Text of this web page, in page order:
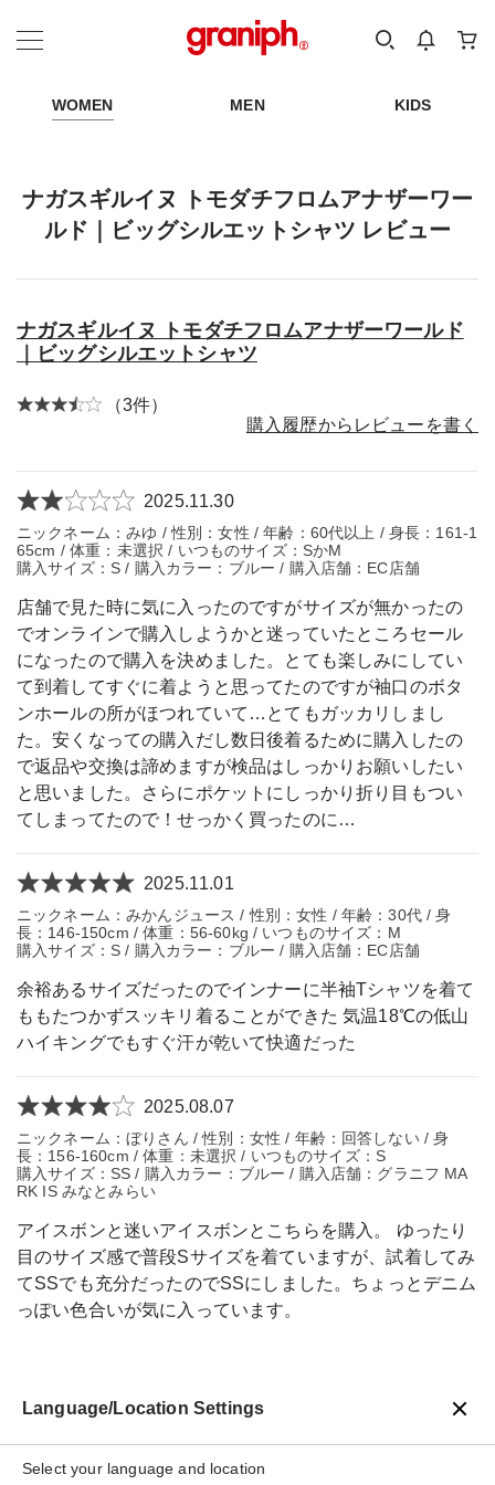
カテゴリーから探す
WOMEN MEN KIDS
ナガスギルイヌ トモダチフロムアナザーワー
ルド｜ビッグシルエットシャツ レビュー
ナガスギルイヌ トモダチフロムアナザーワールド
｜ビッグシルエットシャツ
（3件）
購入履歴からレビューを書く
2025.11.30
ニックネーム：みゆ / 性別：女性 / 年齢：60代以上 / 身長：161-1
65cm / 体重：未選択 / いつものサイズ：SかM
購入サイズ：S / 購入カラー：ブルー / 購入店舗：EC店舗
店舗で見た時に気に入ったのですがサイズが無かったの
でオンラインで購入しようかと迷っていたところセール
になったので購入を決めました。とても楽しみにしてい
て到着してすぐに着ようと思ってたのですが袖口のボタ
ンホールの所がほつれていて…とてもガッカリしまし
た。安くなっての購入だし数日後着るために購入したの
で返品や交換は諦めますが検品はしっかりお願いしたい
と思いました。さらにポケットにしっかり折り目もつい
てしまってたので！せっかく買ったのに…
2025.11.01
ニックネーム：みかんジュース / 性別：女性 / 年齢：30代 / 身
長：146-150cm / 体重：56-60kg / いつものサイズ：M
購入サイズ：S / 購入カラー：ブルー / 購入店舗：EC店舗
余裕あるサイズだったのでインナーに半袖Tシャツを着て
ももたつかずスッキリ着ることができた 気温18℃の低山
ハイキングでもすぐ汗が乾いて快適だった
2025.08.07
ニックネーム：ぼりさん / 性別：女性 / 年齢：回答しない / 身
長：156-160cm / 体重：未選択 / いつものサイズ：S
購入サイズ：SS / 購入カラー：ブルー / 購入店舗：グラニフ MA
RK IS みなとみらい
アイスボンと迷いアイスボンとこちらを購入。 ゆったり
目のサイズ感で普段Sサイズを着ていますが、試着してみ
てSSでも充分だったのでSSにしました。ちょっとデニム
っぽい色合いが気に入っています。
Language/Location Settings
Select your language and location